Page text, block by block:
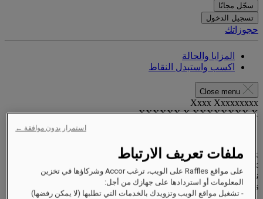
سجّل مجانًا
تسجيل الدخول
حجوزاتك
المزايا والحالة
اكسب واستبدل النقاط
Close menu
Xxxx Xxxxxxxxx
XXXXXX X XXXXXXXX X
xxxxxxxx
Valid until
xx/xx/xxxx
نقاط المكافآت
XXX
pts
ملفات تعريف الارتباط
على مواقع Raffles على الويب، ترغب Accor وشركاؤها في تخزين
المعلومات أو استردادها على جهازك من أجل:
- تشغيل مواقع الويب وتزويدك بالخدمات التي تطلبها (لا يمكن رفضها)
استمرار بدون موافقة ←